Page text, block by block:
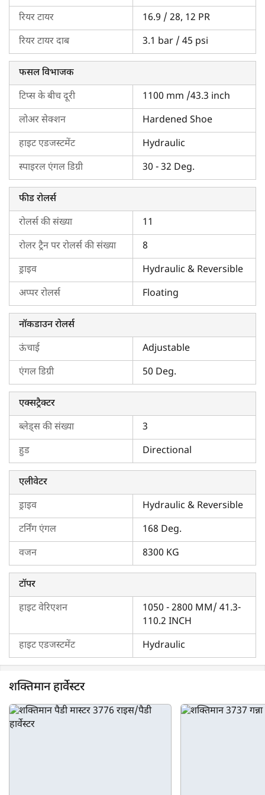
फाइनेंस भी करवा सकते हैं। सबसे बढ़िया डील पाने के लिए ट्रैक्टरकारवां को
आज ही एक्सप्लोर करें।
आप हमारे वेबसाइट पर
जॉन डियरऔरमलकित
ब्रैंड केलोकप्रिय हार्वेस्टरभी देख सकते हैं।
रियर टायर
16.9 / 28, 12 PR
रियर टायर दाब
3.1 bar / 45 psi
फसल विभाजक
टिप्स के बीच दूरी
1100 mm /43.3 inch
लोअर सेक्शन
Hardened Shoe
हाइट एडजस्टमेंट
Hydraulic
स्पाइरल एंगल डिग्री
30 - 32 Deg.
फीड रोलर्स
रोलर्स की संख्या
11
रोलर ट्रैन पर रोलर्स की संख्या
8
ड्राइव
Hydraulic & Reversible
अप्पर रोलर्स
Floating
नॉकडाउन रोलर्स
ऊंचाई
Adjustable
एंगल डिग्री
50 Deg.
एक्सट्रैक्टर
ब्लेड्स की संख्या
3
हुड
Directional
एलीवेटर
ड्राइव
Hydraulic & Reversible
टर्निंग एंगल
168 Deg.
वजन
8300 KG
टॉपर
हाइट वेरिएशन
1050 - 2800 MM/ 41.3-
110.2 INCH
हाइट एडजस्टमेंट
Hydraulic
शक्तिमान हार्वेस्टर